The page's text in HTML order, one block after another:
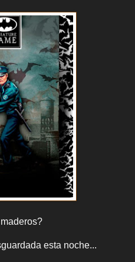
esta noche...